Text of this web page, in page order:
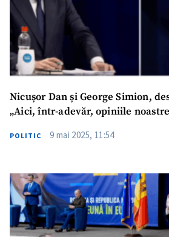
Nicușor Dan și George Simion,
„Aici, într-adevăr, opiniile
POLITIC 9 mai 2025, 11:54